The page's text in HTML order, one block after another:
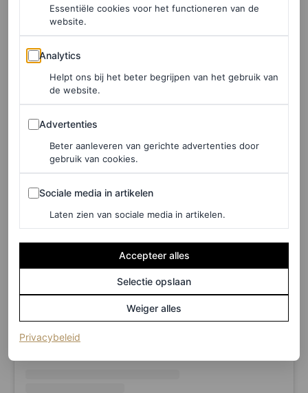
vind jehier.
Dit bericht op Instagram bekijken
Essentiële cookies voor het functioneren van de
website.
Analytics
Analytics
Helpt ons bij het beter begrijpen van het gebruik van
de website.
Advertenties
Advertenties
Beter aanleveren van gerichte advertenties door
gebruik van cookies.
Sociale media in artikelen
Sociale media in artikelen
Laten zien van sociale media in artikelen.
Accepteer alles
Selectie opslaan
Weiger alles
Privacybeleid